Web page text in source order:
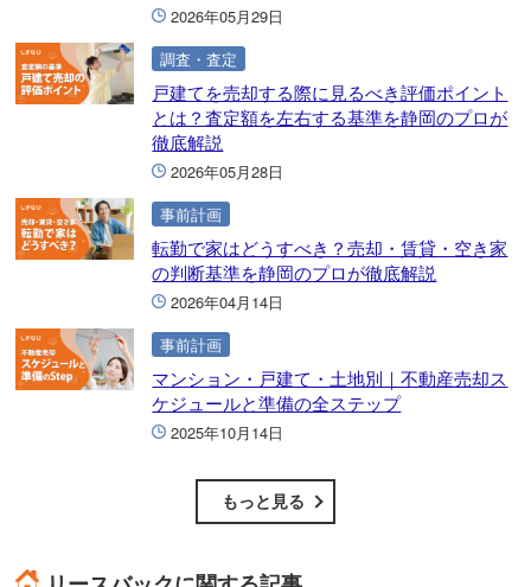
2026年05月29日
調査・査定
戸建てを売却する際に見るべき評価ポイント
とは？査定額を左右する基準を静岡のプロが
徹底解説
2026年05月28日
事前計画
転勤で家はどうすべき？売却・賃貸・空き家
の判断基準を静岡のプロが徹底解説
2026年04月14日
事前計画
マンション・戸建て・土地別｜不動産売却ス
ケジュールと準備の全ステップ
2025年10月14日
もっと見る